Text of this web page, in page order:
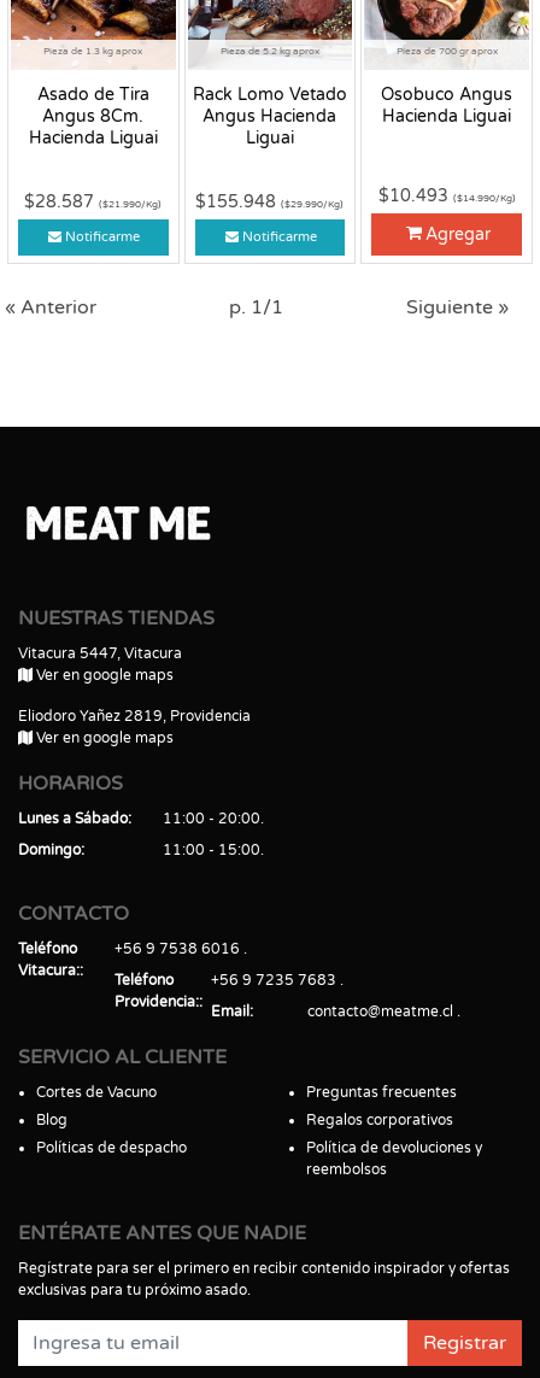
Pieza de 1.3 kg aprox
Asado de Tira
Angus 8Cm.
Hacienda Liguai
$28.587($21.990/Kg)
Notificarme
Pieza de 5.2 kg aprox
Rack Lomo Vetado
Angus Hacienda
Liguai
$155.948($29.990/Kg)
Notificarme
Pieza de 700 gr aprox
Osobuco Angus
Hacienda Liguai
$10.493 ($14.990/Kg)
Agregar
« Anterior p. 1/1 Siguiente »
NUESTRAS TIENDAS
Vitacura 5447, Vitacura
Ver en google maps
Eliodoro Yañez 2819, Providencia
Ver en google maps
HORARIOS
Lunes a Sábado
11:00 - 20:00
Domingo
11:00 - 15:00
CONTACTO
Teléfono
Vitacura:
+56 9 7538 6016
Teléfono
Providencia:
+56 9 7235 7683
Email
contacto@meatme.cl
SERVICIO AL CLIENTE
Cortes de Vacuno
Blog
Políticas de despacho
Preguntas frecuentes
Regalos corporativos
Política de devoluciones y
reembolsos
ENTÉRATE ANTES QUE NADIE
Regístrate para ser el primero en recibir contenido inspirador y ofertas
exclusivas para tu próximo asado.
Registrar